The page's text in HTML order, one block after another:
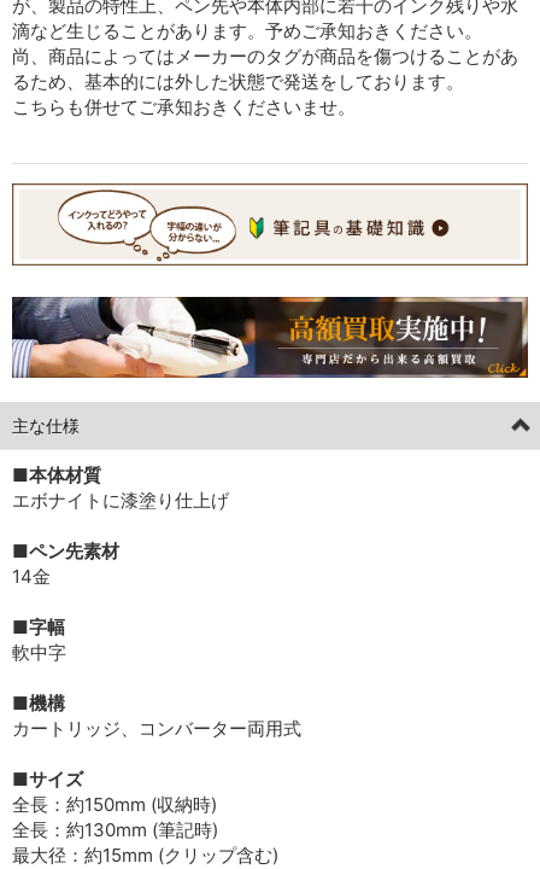
が、製品の特性上、ペン先や本体内部に若干のインク残りや水
滴など生じることがあります。予めご承知おきください。
尚、商品によってはメーカーのタグが商品を傷つけることがあ
るため、基本的には外した状態で発送をしております。
こちらも併せてご承知おきくださいませ。
主な仕様
■本体材質
エボナイトに漆塗り仕上げ
■ペン先素材
14金
■字幅
軟中字
■機構
カートリッジ、コンバーター両用式
■サイズ
全長：約150mm (収納時)
全長：約130mm (筆記時)
最大径：約15mm (クリップ含む)